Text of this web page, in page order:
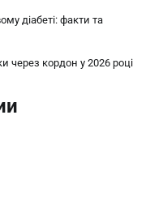
діабеті: факти та
через кордон у 2026 році